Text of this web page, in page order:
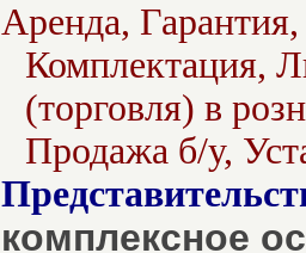
Аренда,
Комплектация,
(торговля) в
Продажа б/у,
комплексное